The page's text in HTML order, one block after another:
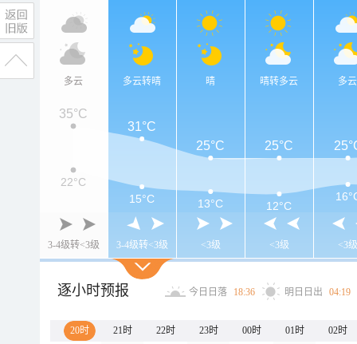
多云
3-4级转<3级
多云转晴
3-4级转<3级
晴
<3级
晴转多云
<3级
多云
<3级
35°C
31°C
25°C
25°C
22°C
15°C
13°C 12°C
逐小时预报 今日日落 18:36 明日日出 04:19
20时 21时 22时 23时 00时 01时 02时